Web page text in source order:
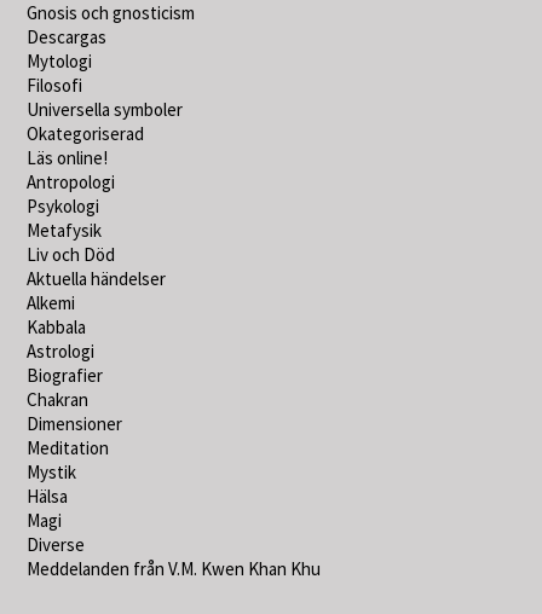
Gnosis och gnosticism
Descargas
Mytologi
Filosofi
Universella symboler
Okategoriserad
Läs online!
Antropologi
Psykologi
Metafysik
Liv och Död
Aktuella händelser
Alkemi
Kabbala
Astrologi
Biografier
Chakran
Dimensioner
Meditation
Mystik
Hälsa
Magi
Diverse
Meddelanden från V.M. Kwen Khan Khu